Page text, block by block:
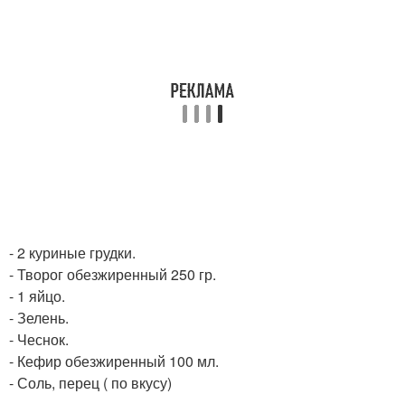
Завтрак по дюкану
- 2 куриные грудки.
- Творог обезжиренный 250 гр.
- 1 яйцо.
- Зелень.
- Чеснок.
- Кефир обезжиренный 100 мл.
- Соль, перец ( по вкусу)